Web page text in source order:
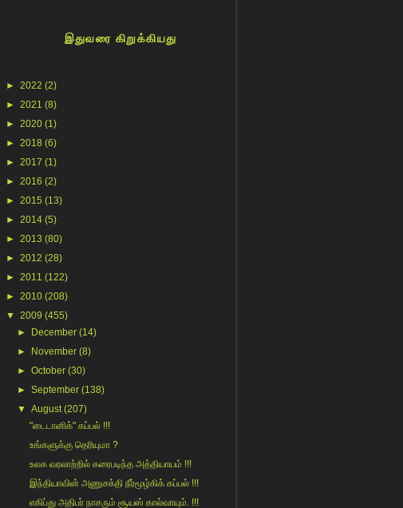
இதுவரை கிறுக்கியது
► 2022 (2)
► 2021 (8)
► 2020 (1)
► 2018 (6)
► 2017 (1)
► 2016 (2)
► 2015 (13)
► 2014 (5)
► 2013 (80)
► 2012 (28)
► 2011 (122)
► 2010 (208)
▼ 2009 (455)
►
December (14)
►
November (8)
►October (30)
►September (138)
▼ August (207)
"டைடானிக்" கப்பல் !!!
உங்களுக்கு தெரியுமா ?
உலக வரலாற்றில் கரைபடிந்த அத்தியாயம் !!!
இந்தியாவின் அணுசக்தி நீர்மூழ்கிக் கப்பல் !!!
எகிப்து அதிபர் நாசரும் சூயஸ் கால்வாயும். !!!